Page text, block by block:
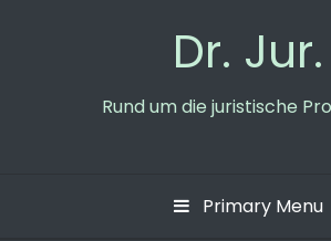
Dr. Jur.
Rund um die juristische
Primary Menu